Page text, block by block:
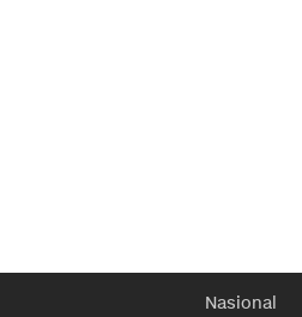
Nasional